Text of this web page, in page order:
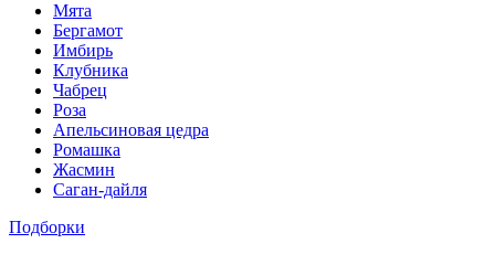
Мята
Бергамот
Имбирь
Клубника
Чабрец
Роза
Апельсиновая цедра
Ромашка
Жасмин
Саган-дайля
Подборки